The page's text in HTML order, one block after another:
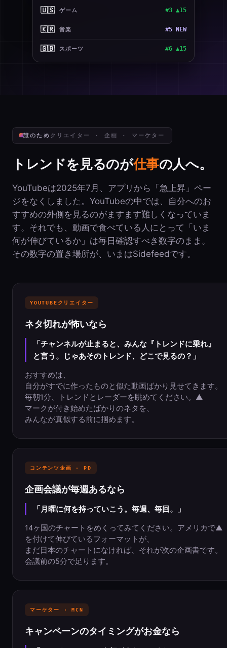
🇰🇷 音楽 #5 NEW
🇬🇧 スポーツ #6 ▲15
🇯🇵 エンタメ #6 ▲18
誰のため クリエイター · 企画 · マーケター
トレンドを見るのが仕事の人へ。
YouTubeは2025年7月、アプリから「急上昇」ペー
ジをなくしました。YouTubeの中では、自分へのお
すすめの外側を見るのがますます難しくなっていま
す。それでも、動画で食べている人にとって「いま
何が伸びているか」は毎日確認すべき数字のまま。
その数字の置き場所が、いまはSidefeedです。
YOUTUBEクリエイター
ネタ切れが怖いなら
「チャンネルが止まると、みんな『トレンドに乗れ』
と言う。じゃあそのトレンド、どこで見るの？」
おすすめは、
自分がすでに作ったものと似た動画ばかり見せてきます。
毎朝1分、トレンドとレーダーを眺めてください。▲
マークが付き始めたばかりのネタを、
みんなが真似する前に掴めます。
コンテンツ企画 · PD
企画会議が毎週あるなら
「月曜に何を持っていこう。毎週、毎回。」
14ヶ国のチャートをめくってみてください。アメリカで▲
を付けて伸びているフォーマットが、
まだ日本のチャートになければ、それが次の企画書です。
会議前の5分で足ります。
マーケター · MCN
キャンペーンのタイミングがお金なら